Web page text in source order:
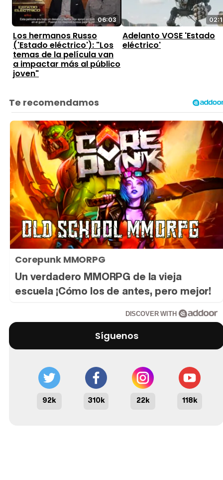
06:03
Los hermanos Russo
('Estado eléctrico'): "Los
temas de la película van
a impactar más al público
joven"
Adelanto VOSE 'Estado
eléctrico'
Corepunk MMORPG
Un verdadero MMORPG de la vieja
escuela ¡Cómo los de antes, pero mejor!
DISCOVER WITH
Síguenos
92k 310k 22k 118k